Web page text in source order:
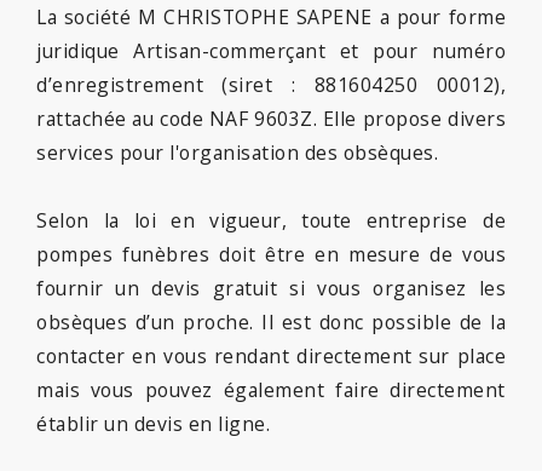
La société M CHRISTOPHE SAPENE a pour forme
juridique Artisan-commerçant et pour numéro
d’enregistrement (siret : 881604250 00012),
rattachée au code NAF 9603Z. Elle propose divers
services pour l'organisation des obsèques.
Selon la loi en vigueur, toute entreprise de
pompes funèbres doit être en mesure de vous
fournir un devis gratuit si vous organisez les
obsèques d’un proche. Il est donc possible de la
contacter en vous rendant directement sur place
mais vous pouvez également faire directement
établir un devis en ligne.